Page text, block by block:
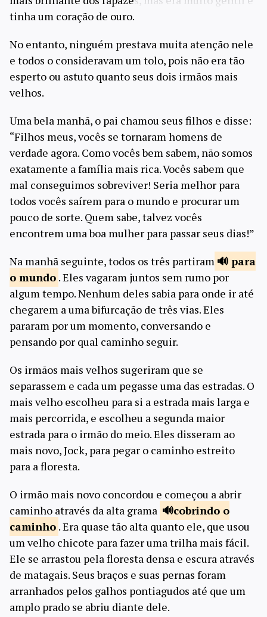
tinha um coração de ouro.
No entanto, ninguém prestava muita atenção nele
e todos o consideravam um tolo, pois não era tão
esperto ou astuto quanto seus dois irmãos mais
velhos.
Uma bela manhã, o pai chamou seus filhos e disse:
“Filhos meus, vocês se tornaram homens de
verdade agora. Como vocês bem sabem, não somos
exatamente a família mais rica. Vocês sabem que
mal conseguimos sobreviver! Seria melhor para
todos vocês saírem para o mundo e procurar um
pouco de sorte. Quem sabe, talvez vocês
encontrem uma boa mulher para passar seus dias!”
Na manhã seguinte, todos os três partiram
para
o mundo . Eles vagaram juntos sem rumo por
algum tempo. Nenhum deles sabia para onde ir até
chegarem a uma bifurcação de três vias. Eles
pararam por um momento, conversando e
pensando por qual caminho seguir.
Os irmãos mais velhos sugeriram que se
separassem e cada um pegasse uma das estradas. O
mais velho escolheu para si a estrada mais larga e
mais percorrida, e escolheu a segunda maior
estrada para o irmão do meio. Eles disseram ao
mais novo, Jock, para pegar o caminho estreito
para a floresta.
O irmão mais novo concordou e começou a abrir
caminho através da alta grama
cobrindo o
caminho . Era quase tão alta quanto ele, que usou
um velho chicote para fazer uma trilha mais fácil.
Ele se arrastou pela floresta densa e escura através
de matagais. Seus braços e suas pernas foram
arranhados pelos galhos pontiagudos até que um
amplo prado se abriu diante dele.